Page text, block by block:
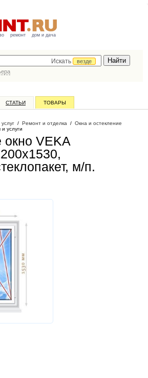
ремонт дом и дача
Искать
везде
СТАТЬИ ТОВАРЫ
/ Ремонт и отделка / Окна и остекление
услуги
окно VEKA
м/п.